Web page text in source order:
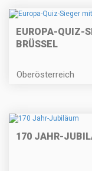
EUROPA-QUIZ-
BRÜSSEL
Oberösterreich
170 JAHR-